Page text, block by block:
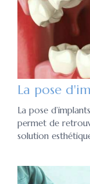
La pose
La pose
permet de
solution